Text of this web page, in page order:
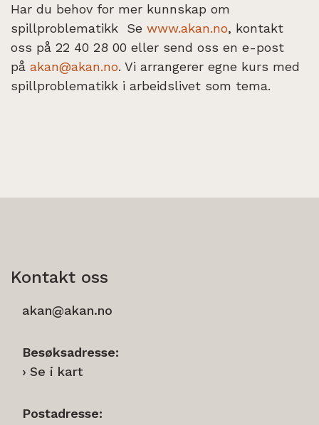
Har du behov for mer kunnskap om
spillproblematikk Se www.akan.no, kontakt
oss på 22 40 28 00 eller send oss en e-post
på akan@akan.no. Vi arrangerer egne kurs med
spillproblematikk i arbeidslivet som tema.
Kontakt oss
akan@akan.no
Besøksadresse:
Se i kart
Postadresse: